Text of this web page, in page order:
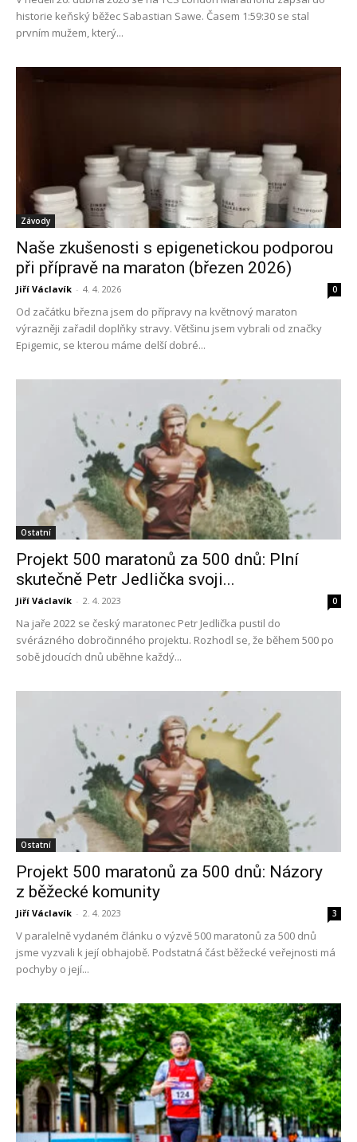
historie keňský běžec Sabastian Sawe. Časem 1:59:30 se stal
prvním mužem, který...
Závody
Naše zkušenosti s epigenetickou podporou
při přípravě na maraton (březen 2026)
Jiří Václavík - 4. 4. 2026 0
Od začátku března jsem do přípravy na květnový maraton
výrazněji zařadil doplňky stravy. Většinu jsem vybrali od značky
Epigemic, se kterou máme delší dobré...
Ostatní
Projekt 500 maratonů za 500 dnů: Plní
skutečně Petr Jedlička svoji...
Jiří Václavík - 2. 4. 2023 0
Na jaře 2022 se český maratonec Petr Jedlička pustil do
svérázného dobročinného projektu. Rozhodl se, že během 500 po
sobě jdoucích dnů uběhne každý...
Ostatní
Projekt 500 maratonů za 500 dnů: Názory
z běžecké komunity
Jiří Václavík - 2. 4. 2023 3
V paralelně vydaném článku o výzvě 500 maratonů za 500 dnů
jsme vyzvali k její obhajobě. Podstatná část běžecké veřejnosti má
pochyby o její...